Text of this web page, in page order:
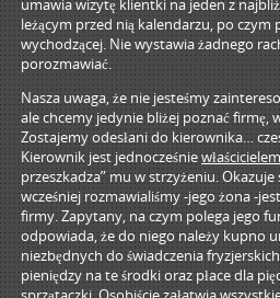
umawia wizytę klientki na jeden z
leżącym przed nią kalendarzu, po
wychodzącej. Nie wystawia żadnego
porozmawiać.
Nasza uwaga, że nie jesteśmy
ale chcemy jedynie bliżej poznać firmę,
Zostajemy odesłani do kierownika…
Kierownik jest jednocześnie
przeszkadza” mu w strzyżeniu. Okazuje
wcześniej rozmawialiśmy -jego żona -
firmy. Zapytany, na czym polega jego
odpowiada, że do niego należy kupno
niezbędnych do świadczenia
pieniędzy na te środki oraz płace dla